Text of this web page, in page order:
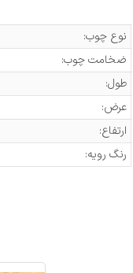
نوع چوب:
ضخامت چوب:
طول:
عرض:
ارتفاع:
رنگ رویه: